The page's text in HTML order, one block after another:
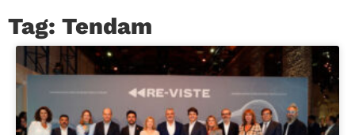
Tag: Tendam